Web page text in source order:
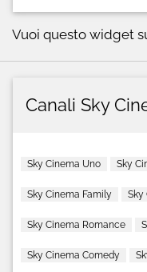
Vuoi questo widget
Canali Sky
Sky Cinema Uno Sky
Sky Cinema Family Sky
Sky Cinema Romance
Sky Cinema Comedy